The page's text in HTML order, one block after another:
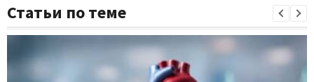
Статьи по теме